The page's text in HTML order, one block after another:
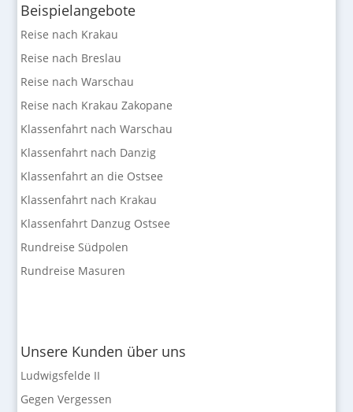
Beispielangebote
Reise nach Krakau
Reise nach Breslau
Reise nach Warschau
Reise nach Krakau Zakopane
Klassenfahrt nach Warschau
Klassenfahrt nach Danzig
Klassenfahrt an die Ostsee
Klassenfahrt nach Krakau
Klassenfahrt Danzug Ostsee
Rundreise Südpolen
Rundreise Masuren
Unsere Kunden über uns
Ludwigsfelde II
Gegen Vergessen